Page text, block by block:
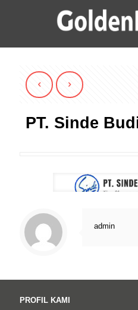
PT. Sinde
admin
PROFIL KAMI